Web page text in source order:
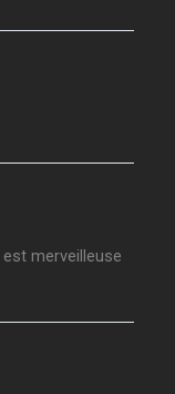
est merveilleuse